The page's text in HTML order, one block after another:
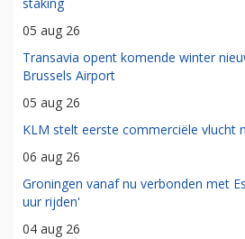
staking
05 aug 26
Transavia opent komende winter
Brussels Airport
05 aug 26
KLM stelt eerste commerciële vlucht
06 aug 26
Groningen vanaf nu verbonden met
uur rijden'
04 aug 26